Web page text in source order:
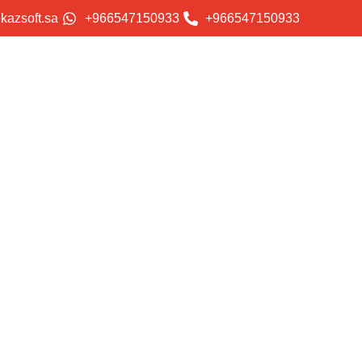
+966547150933
+966547150933